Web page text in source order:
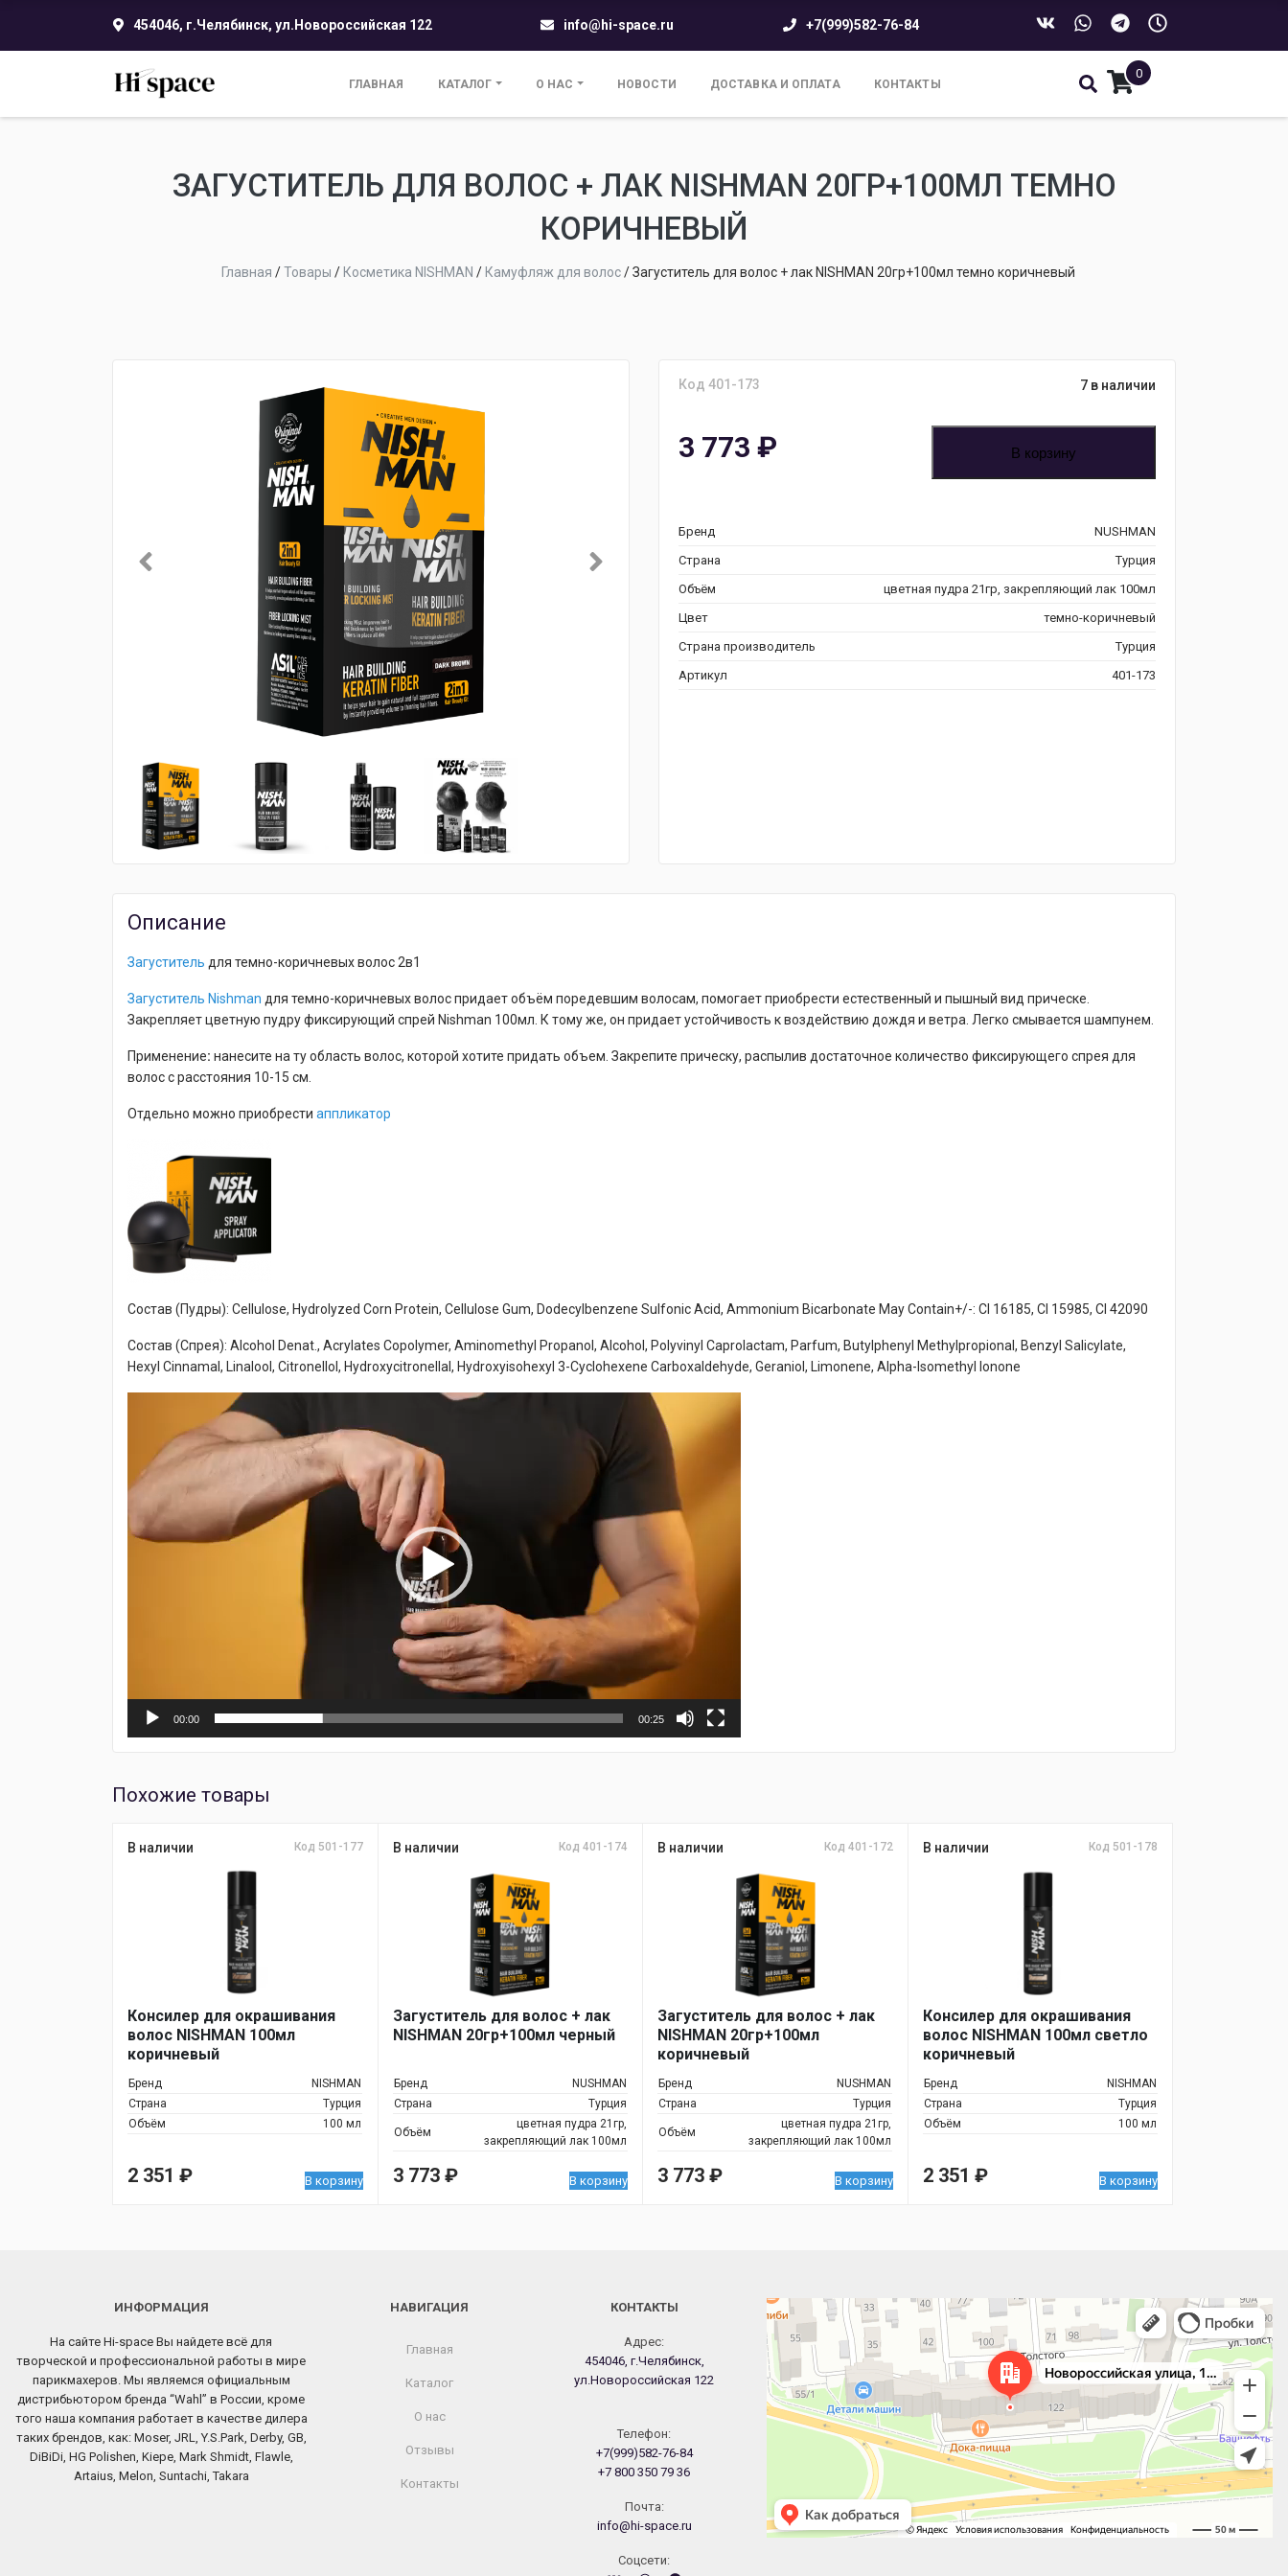
454046, г.Челябинск, ул.Новороссийская 122 info@hi-space.ru +7(999)582-76-84
ГЛАВНАЯ КАТАЛОГ О НАС НОВОСТИ ДОСТАВКА И ОПЛАТА КОНТАКТЫ
0
ЗАГУСТИТЕЛЬ ДЛЯ ВОЛОС + ЛАК NISHMAN 20ГР+100МЛ ТЕМНО
КОРИЧНЕВЫЙ
Главная /Товары / Косметика NISHMAN / Камуфляж для волос/Загуститель для волос + лак NISHMAN 20гр+100мл темно коричневый
Код 401-173 7 в наличии
3 773 ₽ В корзину
Бренд
NUSHMAN
Страна
Турция
Объём
цветная пудра 21гр, закрепляющий лак 100мл
Цвет
темно-коричневый
Страна производитель
Турция
Артикул
401-173
Описание
Загуститель для темно-коричневых волос 2в1
Загуститель Nishman для темно-коричневых волос придает объём поредевшим волосам, помогает приобрести естественный и пышный вид прическе.
Закрепляет цветную пудру фиксирующий спрей Nishman 100мл. К тому же, он придает устойчивость к воздействию дождя и ветра. Легко смывается шампунем.
Применение: нанесите на ту область волос, которой хотите придать объем. Закрепите прическу, распылив достаточное количество фиксирующего спрея для
волос с расстояния 10-15 см.
Отдельно можно приобрести аппликатор
Состав (Пудры): Cellulose, Hydrolyzed Corn Protein, Cellulose Gum, Dodecylbenzene Sulfonic Acid, Ammonium Bicarbonate May Contain+/-: CI 16185, CI 15985, CI 42090
Состав (Спрея): Alcohol Denat., Acrylates Copolymer, Aminomethyl Propanol, Alcohol, Polyvinyl Caprolactam, Parfum, Butylphenyl Methylpropional, Benzyl Salicylate,
Hexyl Cinnamal, Linalool, Citronellol, Hydroxycitronellal, Hydroxyisohexyl 3-Cyclohexene Carboxaldehyde, Geraniol, Limonene, Alpha-Isomethyl Ionone
00:00 00:25
Похожие товары
В наличии Код 501-177
Консилер для окрашивания
волос NISHMAN 100мл
коричневый
Бренд
NISHMAN
Страна
Турция
Объём
100 мл
2 351 ₽ В корзину
В наличии Код 401-174
Загуститель для волос + лак
NISHMAN 20гр+100мл черный
Бренд
NUSHMAN
Страна
Турция
Объём
цветная пудра 21гр,
закрепляющий лак 100мл
3 773 ₽ В корзину
В наличии Код 401-172
Загуститель для волос + лак
NISHMAN 20гр+100мл
коричневый
Бренд
NUSHMAN
Страна
Турция
Объём
цветная пудра 21гр,
закрепляющий лак 100мл
3 773 ₽ В корзину
В наличии Код 501-178
Консилер для окрашивания
волос NISHMAN 100мл светло
коричневый
Бренд
NISHMAN
Страна
Турция
Объём
100 мл
2 351 ₽ В корзину
ИНФОРМАЦИЯ
На сайте Hi-space Вы найдете всё для
творческой и профессиональной работы в мире
парикмахеров. Мы являемся официальным
дистрибьютором бренда “Wahl” в России, кроме
того наша компания работает в качестве дилера
таких брендов, как: Moser, JRL, Y.S.Park, Derby, GB,
DiBiDi, HG Polishen, Kiepe, Mark Shmidt, Flawle,
Artaius, Melon, Suntachi, Takara
НАВИГАЦИЯ
Главная
Каталог
О нас
Отзывы
Контакты
КОНТАКТЫ
Адрес:
454046, г.Челябинск,
ул.Новороссийская 122
Телефон:
+7(999)582-76-84
+7 800 350 79 36
Почта:
info@hi-space.ru
Cоцсети:
Челябинск
Новороссийская улица, 122 — Яндекс.Карты